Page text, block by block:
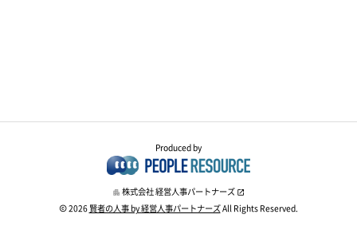
Produced by
株式会社 経営人事パートナーズ
2026 賢者の人事 by 経営人事パートナーズAll Rights Reserved.